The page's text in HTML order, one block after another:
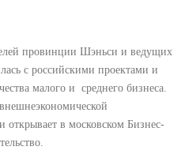
провинции Шэньси и ведущих
с российскими проектами и
малого и среднего бизнеса.
открывает в московском Бизнес-